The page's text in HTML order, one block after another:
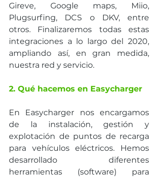
Gireve, Google maps, Miio,
Plugsurfing, DCS o DKV, entre
otros. Finalizaremos todas estas
integraciones a lo largo del 2020,
ampliando así, en gran medida,
nuestra red y servicio.
2. Qué hacemos en Easycharger
En Easycharger nos encargamos
de la instalación, gestión y
explotación de puntos de recarga
para vehículos eléctricos. Hemos
desarrollado diferentes
herramientas (software) para